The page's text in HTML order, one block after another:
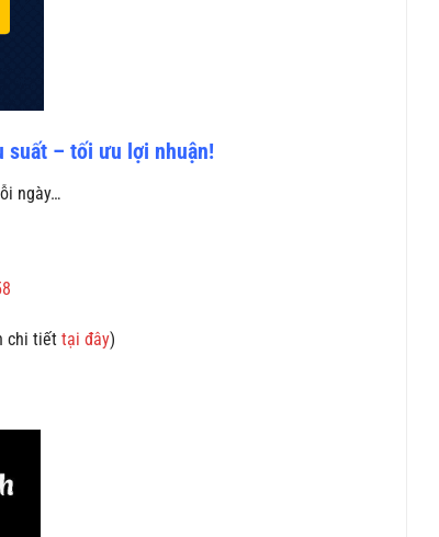
suất – tối ưu lợi nhuận!
ngày…
chi tiết tại đây)